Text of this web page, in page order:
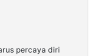
percaya diri